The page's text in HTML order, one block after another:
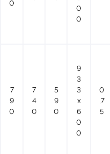
0
0
0
7
9
0
7
4
0
5
9
0
9
3
3
х
6
0
0
0
,7
5